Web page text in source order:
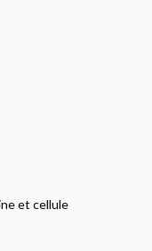
et cellule